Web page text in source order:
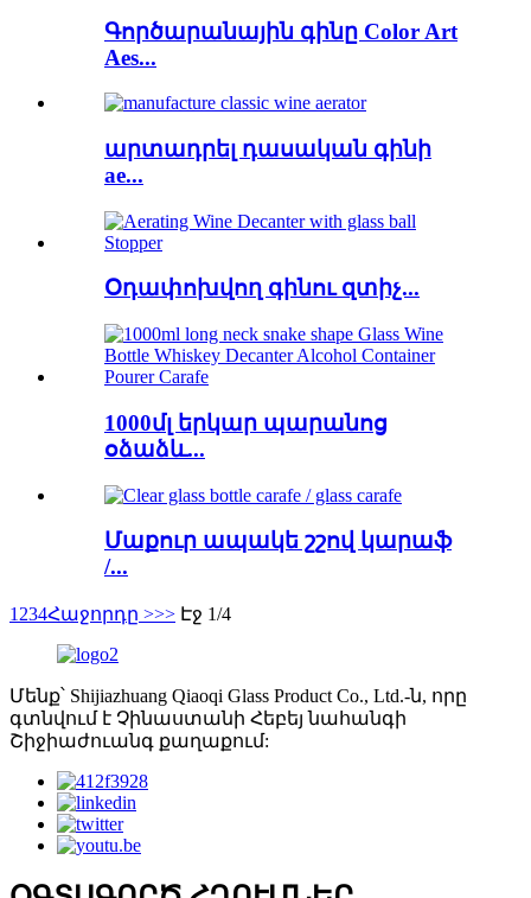
Գործարանային գինը Color Art
Aes...
արտադրել դասական գինի
ae...
Օդափոխվող գինու զտիչ...
1000մլ երկար պարանոց
օձաձև...
Մաքուր ապակե շշով կարաֆ
/...
1 234Հաջորդը >>> Էջ 1/4
Մենք՝ Shijiazhuang Qiaoqi Glass Product Co., Ltd.-ն, որը
գտնվում է Չինաստանի Հեբեյ նահանգի
Շիջիաժուանգ քաղաքում: